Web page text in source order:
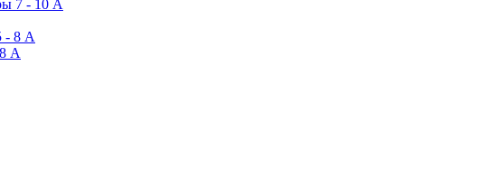
7 - 10 A
- 8 А
A